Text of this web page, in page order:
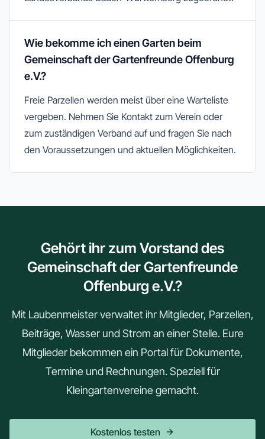
Wie bekomme ich einen Garten beim
Gemeinschaft der Gartenfreunde Offenburg
e.V.?
Freie Parzellen werden meist über eine Warteliste
vergeben. Nehmen Sie Kontakt zum Verein oder
zum zuständigen Verband auf und fragen Sie nach
den Voraussetzungen und aktuellen Möglichkeiten.
Gehört ihr zum Vorstand des
Gemeinschaft der Gartenfreunde
Offenburg e.V.?
Mit Laubenmeister verwaltet ihr Mitglieder, Parzellen,
Beiträge, Wasser und Strom an einer Stelle. Eure
Mitglieder bekommen ein Portal für Dokumente,
Termine und Rechnungen. Speziell für
Kleingartenvereine gemacht.
Kostenlos testen